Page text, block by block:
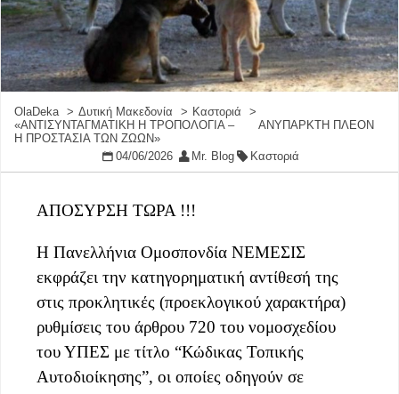
OlaDeka Δυτική Μακεδονία
Καστοριά
«ΑΝΤΙΣΥΝΤΑΓΜΑΤΙΚΗ Η ΤΡΟΠΟΛΟΓΙΑ – ΑΝΥΠΑΡΚΤΗ ΠΛΕΟΝ
Η ΠΡΟΣΤΑΣΙΑ ΤΩΝ ΖΩΩΝ»
04/06/2026
Mr. Blog Καστοριά
ΑΠΟΣΥΡΣΗ ΤΩΡΑ !!!
Η Πανελλήνια Ομοσπονδία ΝΕΜΕΣΙΣ
εκφράζει την κατηγορηματική αντίθεσή της
στις προκλητικές (προεκλογικού χαρακτήρα)
ρυθμίσεις του άρθρου 720 του νομοσχεδίου
του ΥΠΕΣ με τίτλο “Κώδικας Τοπικής
Αυτοδιοίκησης”, οι οποίες οδηγούν σε